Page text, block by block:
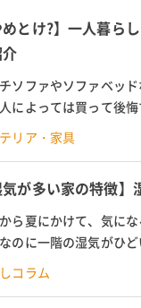
めとけ?】一人暮ら
ソファやソファベッ
によっては買って後
とけと言われる理由や
リア・家具
気が多い家の特徴
ら夏にかけて、気に
のに一階の湿気がひ
の原因について解説。
コラム